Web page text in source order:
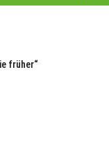
früher“